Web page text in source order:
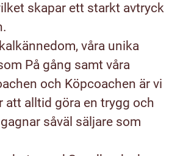
skapar ett starkt avtryck
våra unika
På gång samt våra
och Köpcoachen är vi
att alltid göra en trygg och
såväl säljare som